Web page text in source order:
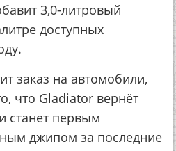
3,0-литровый
доступных
заказ на автомобили,
что Gladiator вернёт
станет первым
джипом за последние